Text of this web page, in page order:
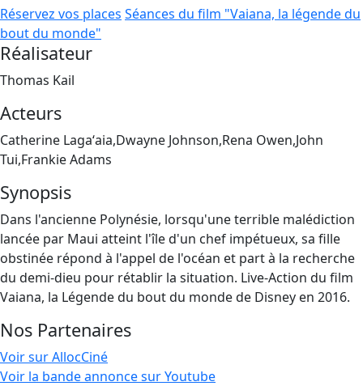
Réservez vos places Séances du film "Vaiana, la légende du
bout du monde"
Réalisateur
Thomas Kail
Acteurs
Catherine Lagaʻaia,Dwayne Johnson,Rena Owen,John
Tui,Frankie Adams
Synopsis
Dans l'ancienne Polynésie, lorsqu'une terrible malédiction
lancée par Maui atteint l'île d'un chef impétueux, sa fille
obstinée répond à l'appel de l'océan et part à la recherche
du demi-dieu pour rétablir la situation. Live-Action du film
Vaiana, la Légende du bout du monde de Disney en 2016.
Nos Partenaires
Voir sur AllocCiné
Voir la bande annonce sur Youtube